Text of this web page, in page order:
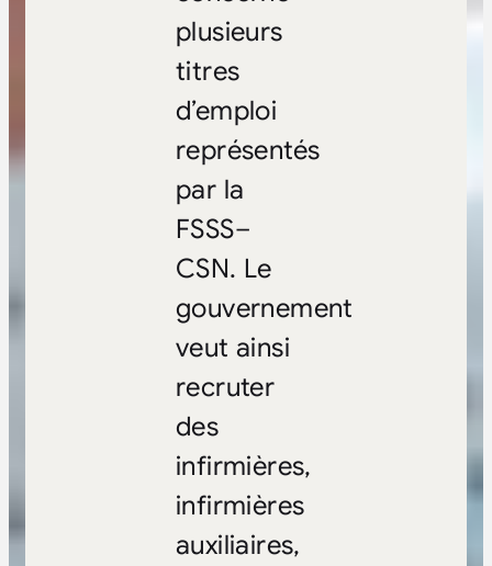
plusieurs
titres
d’emploi
représentés
par la
FSSS–
CSN. Le
gouvernement
veut ainsi
recruter
des
infirmières,
infirmières
auxiliaires,